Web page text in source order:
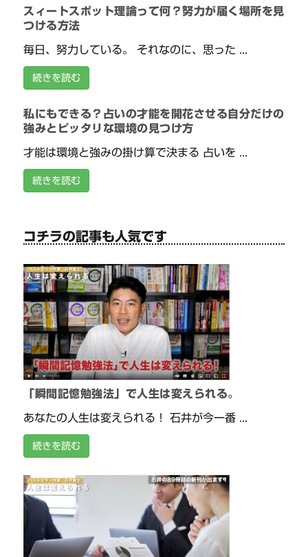
スィートスポット理論って何？努力が届く場所を見
つける方法
毎日、努力している。 それなのに、思った ...
続きを読む
私にもできる？占いの才能を開花させる自分だけの
強みとピッタリな環境の見つけ方
才能は環境と強みの掛け算で決まる 占いを ...
続きを読む
コチラの記事も人気です
「瞬間記憶勉強法」で人生は変えられる。
あなたの人生は変えられる！ 石井が今一番 ...
続きを読む